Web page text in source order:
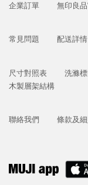
企業訂單
無印良
常見問題 配送詳情
尺寸對照表 洗滌
木製層架結構
聯絡我們 條款及細